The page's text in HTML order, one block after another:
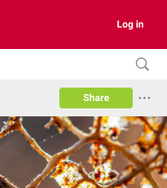
Log in
Share